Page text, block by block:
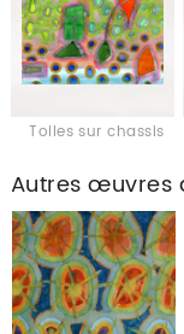
Toiles sur chassis
Autres œuvres